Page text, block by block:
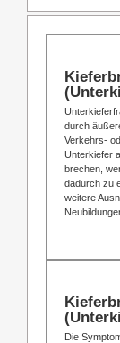
durch
Verkehrs-
Unterkiefer
brechen,
dadurch zu
weitere
Die